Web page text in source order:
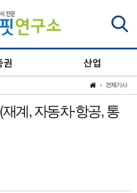
권 산업
전체기사
계, 자동차∙항공, 통
검색